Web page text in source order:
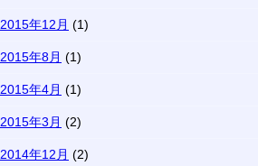
2015年12月 (1)
2015年8月 (1)
2015年4月 (1)
2015年3月 (2)
2014年12月 (2)